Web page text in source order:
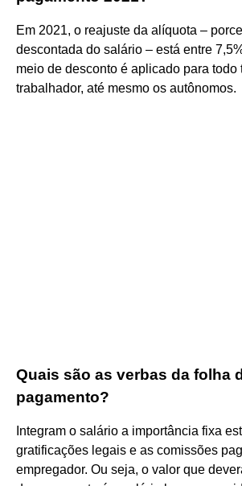
Em 2021, o reajuste da alíquota –
descontada do salário – está entre
meio de desconto é aplicado para todo
trabalhador, até mesmo os autônomos.
Quais são as verbas da folha
pagamento?
Integram o salário a importância fixa
gratificações legais e as comissões
empregador. Ou seja, o valor que